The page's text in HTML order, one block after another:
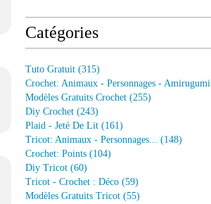
Catégories
Tuto Gratuit (315)
Crochet: Animaux - Personnages - Amirugumi
Modèles Gratuits Crochet (255)
Diy Crochet (243)
Plaid - Jeté De Lit (161)
Tricot: Animaux - Personnages... (148)
Crochet: Points (104)
Diy Tricot (60)
Tricot - Crochet : Déco (59)
Modèles Gratuits Tricot (55)